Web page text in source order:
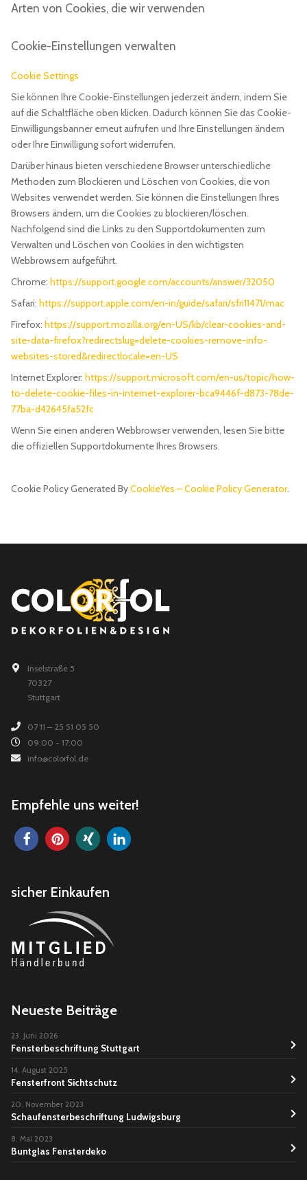
Arten von Cookies, die wir verwenden
Cookie-Einstellungen verwalten
Cookie Settings
Sie können Ihre Cookie-Einstellungen jederzeit ändern, indem Sie
auf die Schaltfläche oben klicken. Dadurch können Sie das Cookie-
Einwilligungsbanner erneut aufrufen und Ihre Einstellungen ändern
oder Ihre Einwilligung sofort widerrufen.
Darüber hinaus bieten verschiedene Browser unterschiedliche
Methoden zum Blockieren und Löschen von Cookies, die von
Websites verwendet werden. Sie können die Einstellungen Ihres
Browsers ändern, um die Cookies zu blockieren/löschen.
Nachfolgend sind die Links zu den Supportdokumenten zum
Verwalten und Löschen von Cookies in den wichtigsten
Webbrowsern aufgeführt.
Chrome: https://support.google.com/accounts/answer/32050
Safari: https://support.apple.com/en-in/guide/safari/sfri11471/mac
Firefox: https://support.mozilla.org/en-US/kb/clear-cookies-and-
site-data-firefox?redirectslug=delete-cookies-remove-info-
websites-stored&redirectlocale=en-US
Internet Explorer: https://support.microsoft.com/en-us/topic/how-
to-delete-cookie-files-in-internet-explorer-bca9446f-d873-78de-
77ba-d42645fa52fc
Wenn Sie einen anderen Webbrowser verwenden, lesen Sie bitte
die offiziellen Supportdokumente Ihres Browsers.
Cookie Policy Generated ByCookieYes – Cookie Policy Generator.
Inselstraße 5
70327
Stuttgart
07 11 – 25 51 05 50
09:00 - 17:00
info@colorfol.de
Empfehle uns weiter!
sicher Einkaufen
Neueste Beiträge
23. Juni 2026
Fensterbeschriftung Stuttgart
14. August 2025
Fensterfront Sichtschutz
20. November 2023
Schaufensterbeschriftung Ludwigsburg
8. Mai 2023
Buntglas Fensterdeko